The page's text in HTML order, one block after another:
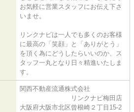
お気軽に営業スタッフにお伝え下さ
いませ。
リンクナビは一人でも多くのお客様
に最高の「笑顔」と「ありがとう」
を頂く為にどうしたらいいのか、ス
タッフ一丸となり日々精進いたしま
す。
関西不動産流通株式会社
リンクナビ梅田店
大阪府大阪市北区曾根崎２丁目15-2